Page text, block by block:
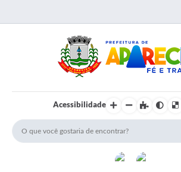
Acessibilidade